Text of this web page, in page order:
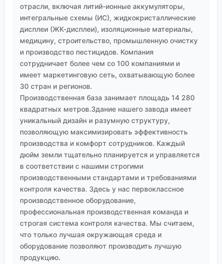
отрасли, включая литий-ионные аккумуляторы,
интегральные схемы (ИС), жидкокристаллические
дисплеи (ЖК-дисплеи), изоляционные материалы,
медицину, строительство, промышленную очистку
и производство пестицидов. Компания
сотрудничает более чем со 100 компаниями и
имеет маркетинговую сеть, охватывающую более
30 стран и регионов.
Производственная база занимает площадь 14 280
квадратных метров.Здание нашего завода имеет
уникальный дизайн и разумную структуру,
позволяющую максимизировать эффективность
производства и комфорт сотрудников. Каждый
дюйм земли тщательно планируется и управляется
в соответствии с нашими строгими
производственными стандартами и требованиями
контроля качества. Здесь у нас первоклассное
производственное оборудование,
профессиональная производственная команда и
строгая система контроля качества. Мы считаем,
что только лучшая окружающая среда и
оборудование позволяют производить лучшую
продукцию.